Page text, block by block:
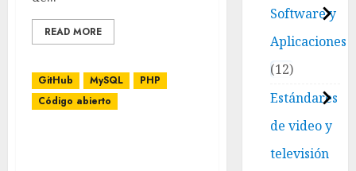
READ MORE
GitHub MySQL
PHP
Código abierto
Software y
Aplicaciones
12
Estándares
de video y
televisión